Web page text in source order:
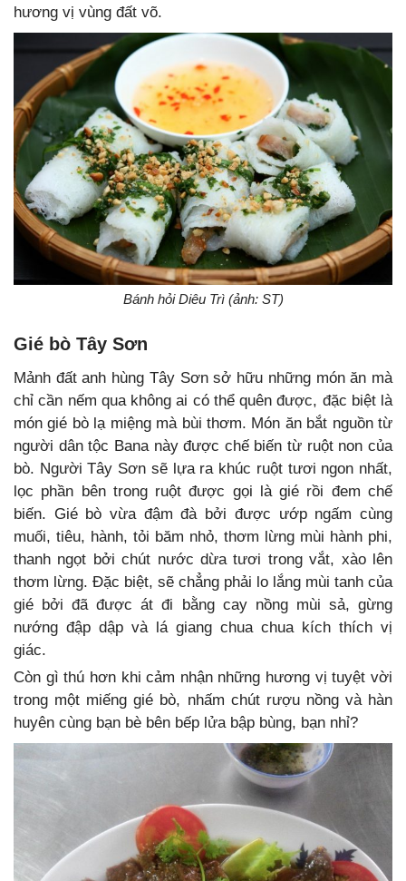
hương vị vùng đất võ.
Bánh hỏi Diêu Trì (ảnh: ST)
Gié bò Tây Sơn
Mảnh đất anh hùng Tây Sơn sở hữu những món ăn mà
chỉ cần nếm qua không ai có thể quên được, đặc biệt là
món gié bò lạ miệng mà bùi thơm. Món ăn bắt nguồn từ
người dân tộc Bana này được chế biến từ ruột non của
bò. Người Tây Sơn sẽ lựa ra khúc ruột tươi ngon nhất,
lọc phần bên trong ruột được gọi là gié rồi đem chế
biến. Gié bò vừa đậm đà bởi được ướp ngấm cùng
muối, tiêu, hành, tỏi băm nhỏ, thơm lừng mùi hành phi,
thanh ngọt bởi chút nước dừa tươi trong vắt, xào lên
thơm lừng. Đặc biệt, sẽ chẳng phải lo lắng mùi tanh của
gié bởi đã được át đi bằng cay nồng mùi sả, gừng
nướng đập dập và lá giang chua chua kích thích vị
giác.
Còn gì thú hơn khi cảm nhận những hương vị tuyệt vời
trong một miếng gié bò, nhấm chút rượu nồng và hàn
huyên cùng bạn bè bên bếp lửa bập bùng, bạn nhỉ?